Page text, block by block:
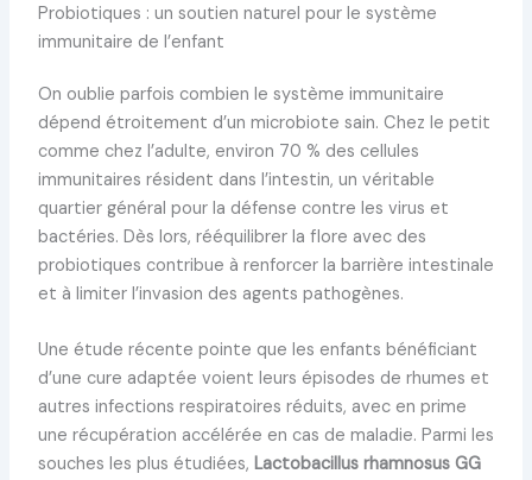
Probiotiques : un soutien naturel pour le système
immunitaire de l’enfant
On oublie parfois combien le système immunitaire
dépend étroitement d’un microbiote sain. Chez le petit
comme chez l’adulte, environ 70 % des cellules
immunitaires résident dans l’intestin, un véritable
quartier général pour la défense contre les virus et
bactéries. Dès lors, rééquilibrer la flore avec des
probiotiques contribue à renforcer la barrière intestinale
et à limiter l’invasion des agents pathogènes.
Une étude récente pointe que les enfants bénéficiant
d’une cure adaptée voient leurs épisodes de rhumes et
autres infections respiratoires réduits, avec en prime
une récupération accélérée en cas de maladie. Parmi les
souches les plus étudiées, Lactobacillus rhamnosus GG